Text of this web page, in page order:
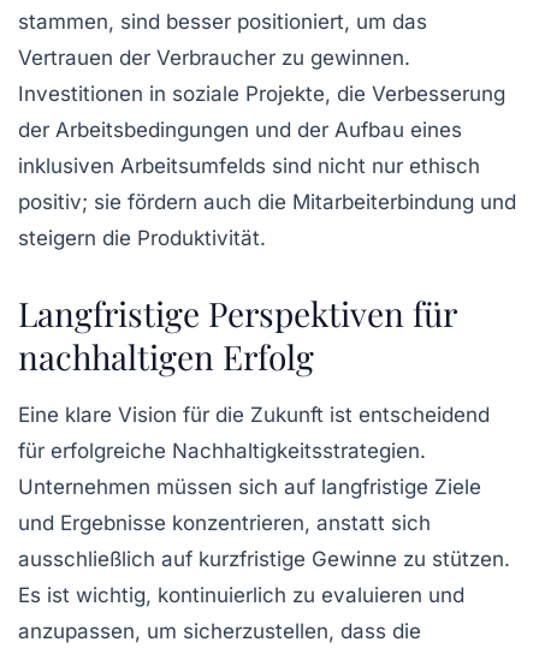
stammen, sind besser positioniert, um das
Vertrauen der Verbraucher zu gewinnen.
Investitionen in soziale Projekte, die Verbesserung
der Arbeitsbedingungen und der Aufbau eines
inklusiven Arbeitsumfelds sind nicht nur ethisch
positiv; sie fördern auch die Mitarbeiterbindung und
steigern die Produktivität.
Langfristige Perspektiven für
nachhaltigen Erfolg
Eine klare Vision für die Zukunft ist entscheidend
für erfolgreiche Nachhaltigkeitsstrategien.
Unternehmen müssen sich auf langfristige Ziele
und Ergebnisse konzentrieren, anstatt sich
ausschließlich auf kurzfristige Gewinne zu stützen.
Es ist wichtig, kontinuierlich zu evaluieren und
anzupassen, um sicherzustellen, dass die